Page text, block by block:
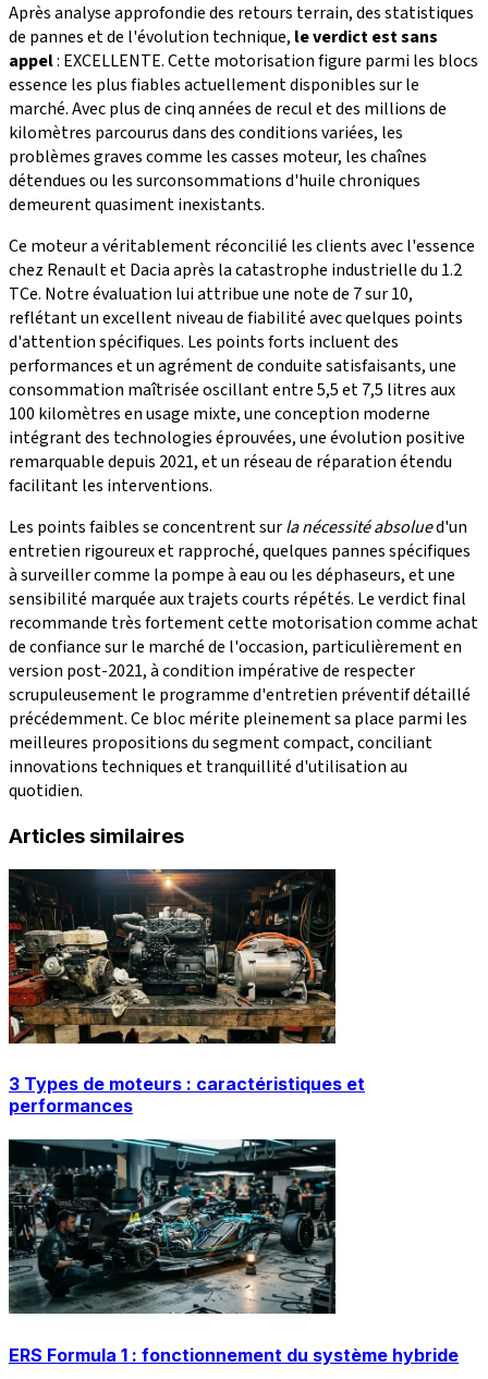
Après analyse approfondie des retours terrain, des statistiques
de pannes et de l'évolution technique, le verdict est sans
appel: EXCELLENTE. Cette motorisation figure parmi les blocs
essence les plus fiables actuellement disponibles sur le
marché. Avec plus de cinq années de recul et des millions de
kilomètres parcourus dans des conditions variées, les
problèmes graves comme les casses moteur, les chaînes
détendues ou les surconsommations d'huile chroniques
demeurent quasiment inexistants.
Ce moteur a véritablement réconcilié les clients avec l'essence
chez Renault et Dacia après la catastrophe industrielle du 1.2
TCe. Notre évaluation lui attribue une note de 7 sur 10,
reflétant un excellent niveau de fiabilité avec quelques points
d'attention spécifiques. Les points forts incluent des
performances et un agrément de conduite satisfaisants, une
consommation maîtrisée oscillant entre 5,5 et 7,5 litres aux
100 kilomètres en usage mixte, une conception moderne
intégrant des technologies éprouvées, une évolution positive
remarquable depuis 2021, et un réseau de réparation étendu
facilitant les interventions.
Les points faibles se concentrent surla nécessité absolued'un
entretien rigoureux et rapproché, quelques pannes spécifiques
à surveiller comme la pompe à eau ou les déphaseurs, et une
sensibilité marquée aux trajets courts répétés. Le verdict final
recommande très fortement cette motorisation comme achat
de confiance sur le marché de l'occasion, particulièrement en
version post-2021, à condition impérative de respecter
scrupuleusement le programme d'entretien préventif détaillé
précédemment. Ce bloc mérite pleinement sa place parmi les
meilleures propositions du segment compact, conciliant
innovations techniques et tranquillité d'utilisation au
quotidien.
Articles similaires
3 Types de moteurs : caractéristiques et
performances
ERS Formula 1 : fonctionnement du système hybride